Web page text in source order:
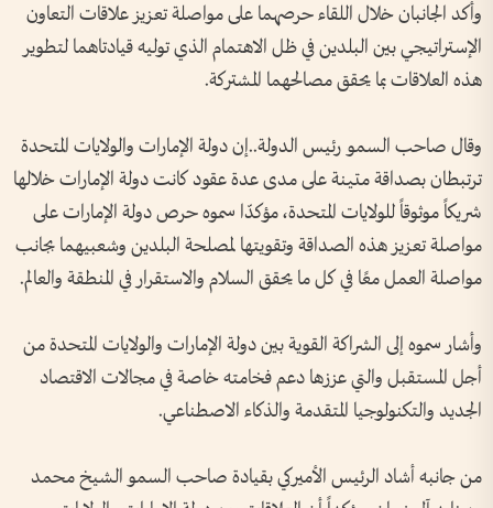
وأكد الجانبان خلال اللقاء حرصهما على مواصلة تعزيز علاقات التعاون
الإستراتيجي بين البلدين في ظل الاهتمام الذي توليه قيادتاهما لتطوير
هذه العلاقات بما يحقق مصالحهما المشتركة.
وقال صاحب السمو رئيس الدولة..إن دولة الإمارات والولايات المتحدة
ترتبطان بصداقة متينة على مدى عدة عقود كانت دولة الإمارات خلالها
شريكاً موثوقاً للولايات المتحدة، مؤكدّا سموه حرص دولة الإمارات على
مواصلة تعزيز هذه الصداقة وتقويتها لمصلحة البلدين وشعبيهما بجانب
مواصلة العمل معًا في كل ما يحقق السلام والاستقرار في المنطقة والعالم.
وأشار سموه إلى الشراكة القوية بين دولة الإمارات والولايات المتحدة من
أجل المستقبل والتي عززها دعم فخامته خاصة في مجالات الاقتصاد
الجديد والتكنولوجيا المتقدمة والذكاء الاصطناعي.
من جانبه أشاد الرئيس الأميركي بقيادة صاحب السمو الشيخ محمد